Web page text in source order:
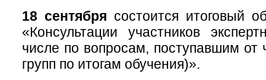
18 сентября состоится итоговый
«Консультации участников
числе по вопросам, поступавшим от
групп по итогам обучения)».